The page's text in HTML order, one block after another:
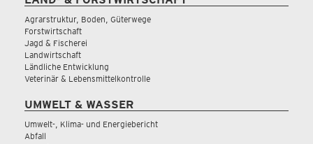
Agrarstruktur, Boden, Güterwege
Forstwirtschaft
Jagd & Fischerei
Landwirtschaft
Ländliche Entwicklung
Veterinär & Lebensmittelkontrolle
UMWELT & WASSER
Umwelt-, Klima- und Energiebericht
Abfall